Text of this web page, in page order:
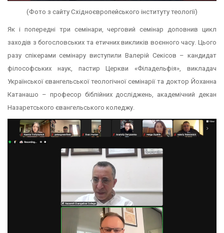
(Фото з сайту Східноєвропейського інституту теології)
Як і попередні три семінари, черговий семінар доповнив цикл
заходів з богословських та етичних викликів воєнного часу. Цього
разу спікерами семінару виступили Валерій Секісов – кандидат
філософських наук, пастир Церкви «Філадельфія», викладач
Української євангельської теологічної семінарії та доктор Йоханна
Катанашо – професор біблійних досліджень, академічний декан
Назаретського євангельського коледжу.